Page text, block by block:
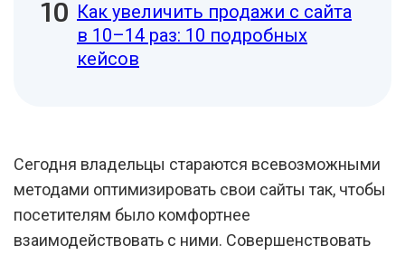
Как увеличить продажи с сайта
в 10–14 раз: 10 подробных
кейсов
Сегодня владельцы стараются всевозможными
методами оптимизировать свои сайты так, чтобы
посетителям было комфортнее
взаимодействовать с ними. Совершенствовать